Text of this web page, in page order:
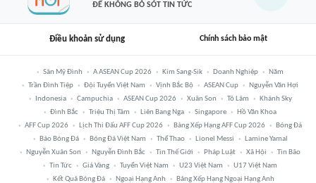
ĐỂ KHÔNG BỎ SÓT TIN TỨC
Điều khoản sử dụng Chính sách bảo mật
Sân Mỹ Đình A ASEAN Cup 2026 Kim Sang-Sik Doanh Nghiệp
Năm
Trần Đình Tiệp
Đội Tuyển Việt Nam Vịnh Bắc Bộ ASEAN Cup
Nguyễn Văn Hợi
Indonesia
Campuchia ASEAN Cup 2026 Xuân Son Tô Lâm
Khánh Sky
Đình Bắc
Triệu Thị Tâm Liên Bang Nga Singapore
Hồ Văn Khoa
AFF Cup 2026
Lịch Thi Đấu AFF Cup 2026 Bảng Xếp Hạng AFF Cup 2026
Bóng Đá
Báo Bóng Đá
Bóng Đá Việt Nam Thể Thao Lionel Messi
Lamine Yamal
Nguyễn Xuân Son
Nguyễn Đình Bắc Tin Thế Giới Pháp Luật Xã Hội
Tin Bão
Tin Tức
Giá Vàng Tuyển Việt Nam U23 Việt Nam
U17 Việt Nam
Kết Quả Bóng Đá
Ngoại Hạng Anh Bảng Xếp Hạng Ngoại Hạng Anh